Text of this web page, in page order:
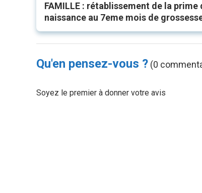
FAMILLE : rétablissement de la prime
naissance au 7eme mois de
Qu'en pensez-vous ? (0
Soyez le premier à donner votre avis